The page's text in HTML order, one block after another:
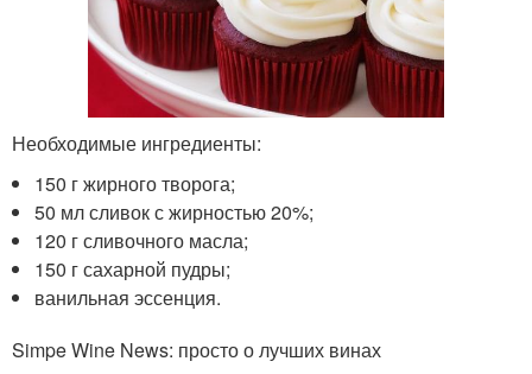
Необходимые ингредиенты:
150 г жирного творога;
50 мл сливок с жирностью 20%;
120 г сливочного масла;
150 г сахарной пудры;
ванильная эссенция.
Simpe Wine News: просто о лучших винах